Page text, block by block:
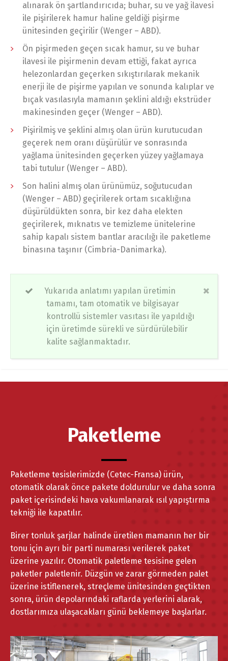
alınarak ön şartlandırıcıda; buhar, su ve yağ ilavesi
ile pişirilerek hamur haline geldiği pişirme
ünitesinden geçirilir (Wenger – ABD).
Ön pişirmeden geçen sıcak hamur, su ve buhar
ilavesi ile pişirmenin devam ettiği, fakat ayrıca
helezonlardan geçerken sıkıştırılarak mekanik
enerji ile de pişirme yapılan ve sonunda kalıplar ve
bıçak vasılasıyla mamanın şeklini aldığı ekstrüder
makinesinden geçer (Wenger – ABD).
Pişirilmiş ve şeklini almış olan ürün kurutucudan
geçerek nem oranı düşürülür ve sonrasında
yağlama ünitesinden geçerken yüzey yağlamaya
tabi tutulur (Wenger – ABD).
Son halini almış olan ürünümüz, soğutucudan
(Wenger – ABD) geçirilerek ortam sıcaklığına
düşürüldükten sonra, bir kez daha elekten
geçirilerek, mıknatıs ve temizleme ünitelerine
sahip kapalı sistem bantlar aracılığı ile paketleme
binasına taşınır (Cimbria-Danimarka).
Yukarıda anlatımı yapılan üretimin
tamamı, tam otomatik ve bilgisayar
kontrollü sistemler vasıtası ile yapıldığı
için üretimde sürekli ve sürdürülebilir
kalite sağlanmaktadır.
Paketleme
Paketleme tesislerimizde (Cetec-Fransa) ürün,
otomatik olarak önce pakete doldurulur ve daha sonra
paket içerisindeki hava vakumlanarak ısıl yapıştırma
tekniği ile kapatılır.
Birer tonluk şarjlar halinde üretilen mamanın her bir
tonu için ayrı bir parti numarası verilerek paket
üzerine yazılır. Otomatik paletleme tesisine gelen
paketler paletlenir. Düzgün ve zarar görmeden palet
üzerine istiflenerek, streçleme ünitesinden geçtikten
sonra, ürün depolarındaki raflarda yerlerini alarak,
dostlarımıza ulaşacakları günü beklemeye başlarlar.
Dili Değiştir
Türkçe English